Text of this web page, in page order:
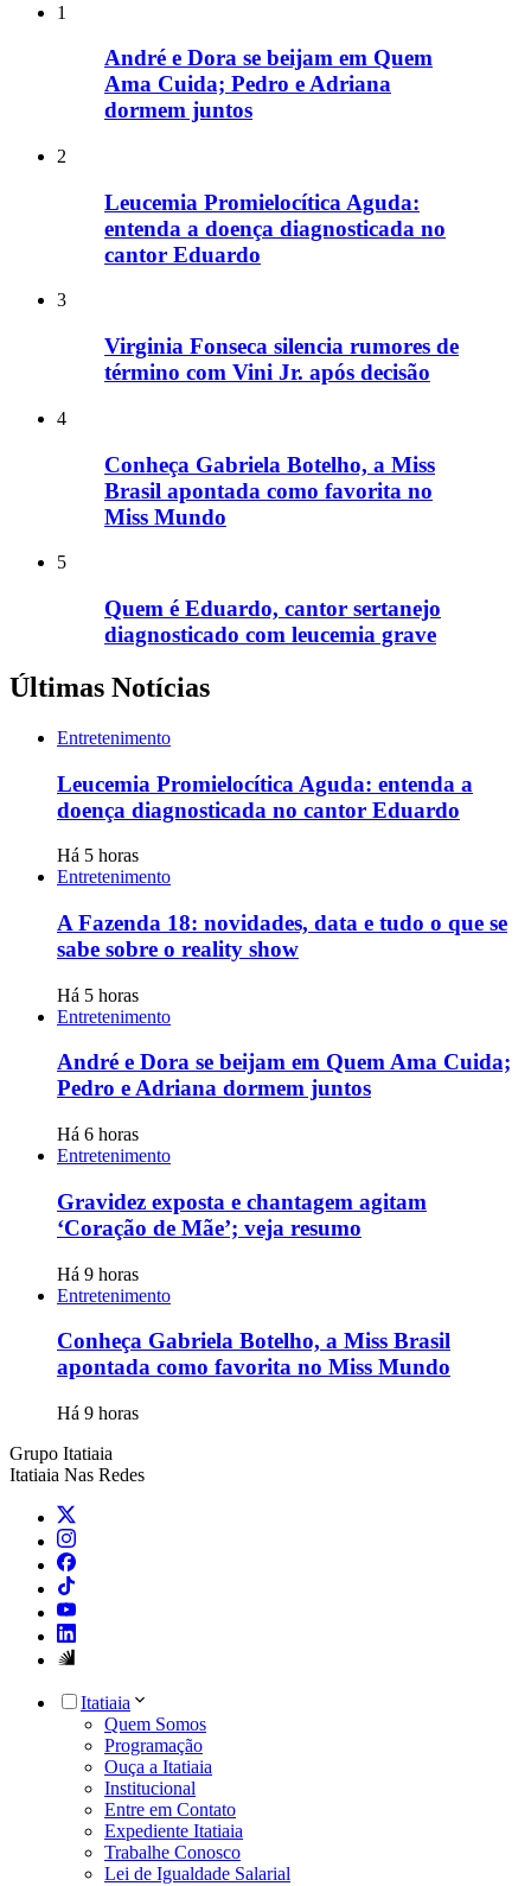
1
André e Dora se beijam em Quem
Ama Cuida; Pedro e Adriana
dormem juntos
2
Leucemia Promielocítica Aguda:
entenda a doença diagnosticada no
cantor Eduardo
3
Virginia Fonseca silencia rumores de
término com Vini Jr. após decisão
4
Conheça Gabriela Botelho, a Miss
Brasil apontada como favorita no
Miss Mundo
5
Quem é Eduardo, cantor sertanejo
diagnosticado com leucemia grave
Últimas Notícias
Entretenimento
Leucemia Promielocítica Aguda: entenda a
doença diagnosticada no cantor Eduardo
Há 5 horas
Entretenimento
A Fazenda 18: novidades, data e tudo o que se
sabe sobre o reality show
Há 5 horas
Entretenimento
André e Dora se beijam em Quem Ama Cuida;
Pedro e Adriana dormem juntos
Há 6 horas
Entretenimento
Gravidez exposta e chantagem agitam
‘Coração de Mãe’; veja resumo
Há 9 horas
Entretenimento
Conheça Gabriela Botelho, a Miss Brasil
apontada como favorita no Miss Mundo
Há 9 horas
Grupo Itatiaia
Itatiaia Nas Redes
Itatiaia
Quem Somos
Programação
Ouça a Itatiaia
Institucional
Entre em Contato
Expediente Itatiaia
Trabalhe Conosco
Lei de Igualdade Salarial